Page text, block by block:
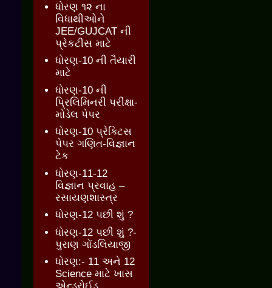
ધોરણ ૧૨ ના
વિધાથીઓને
JEE/GUJCAT ની
પ્રેકટીસ માટે
ધોરણ-10 ની તૈયારી
માટે
ધોરણ-10 ની
પ્રિલિમિનરી પરીક્ષા-
મોડેલ પેપર
ધોરણ-10 પ્રેક્ટિસ
પેપર ગણિત-વિજ્ઞાન
ટેક
ધોરણ-11-12
વિજ્ઞાન પ્રવાહ –
રસાયણશાસ્ત્ર
ધોરણ-12 પછી શું ?
ધોરણ-12 પછી શું ?-
પુરાણ ગોંડલિયાજી
ધોરણ:- 11 અને 12
Science માટે ખાસ